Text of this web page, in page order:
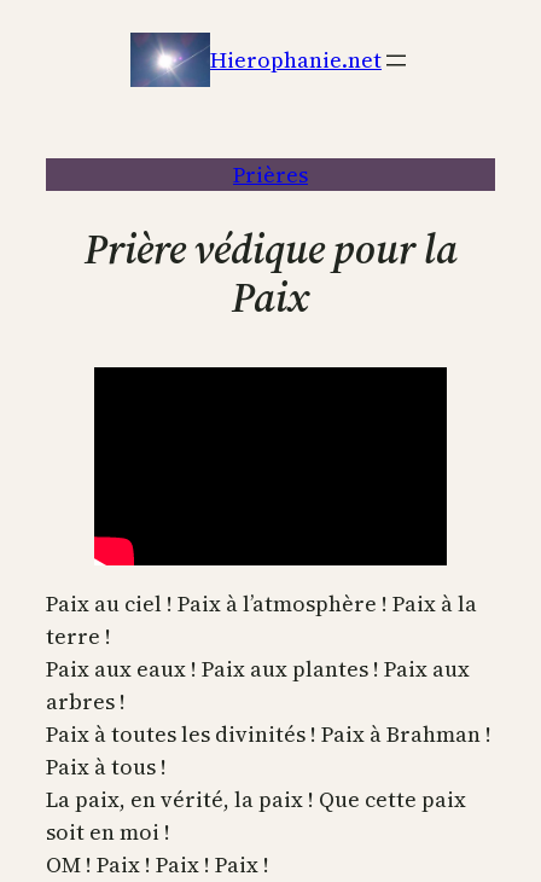
Hierophanie.net
Prières
Prière védique pour la
Paix
Paix au ciel ! Paix à l’atmosphère ! Paix à la
terre !
Paix aux eaux ! Paix aux plantes ! Paix aux
arbres !
Paix à toutes les divinités ! Paix à Brahman !
Paix à tous !
La paix, en vérité, la paix ! Que cette paix
soit en moi !
OM ! Paix ! Paix ! Paix !